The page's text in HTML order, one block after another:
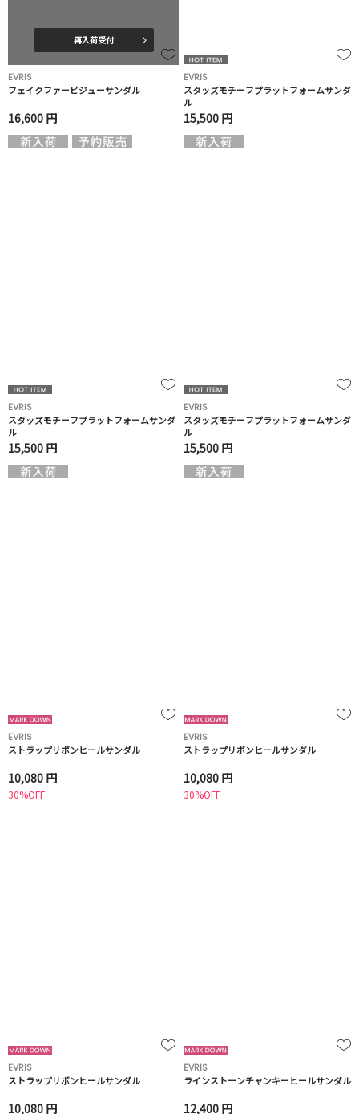
再入荷受付
EVRIS
フェイクファービジューサンダル
16,600 円
EVRIS
スタッズモチーフプラットフォームサンダ
ル
15,500 円
EVRIS
スタッズモチーフプラットフォームサンダ
ル
15,500 円
EVRIS
スタッズモチーフプラットフォームサンダ
ル
15,500 円
EVRIS
ストラップリボンヒールサンダル
10,080 円
30%OFF
EVRIS
ストラップリボンヒールサンダル
10,080 円
30%OFF
EVRIS
ストラップリボンヒールサンダル
10,080 円
EVRIS
ラインストーンチャンキーヒールサンダル
12,400 円